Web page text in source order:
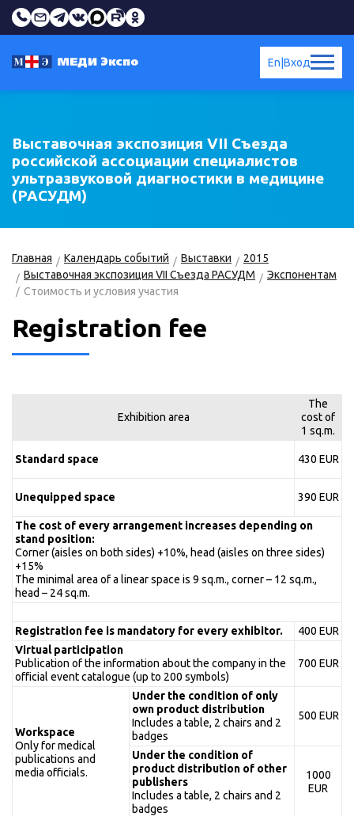
Вход
En
Выставочная экспозиция VII Съезда
российской ассоциации специалистов
ультразвуковой диагностики в медицине
(РАСУДМ)
Главная Календарь событий Выставки
2015
Выставочная экспозиция VII Съезда РАСУДМ
Экспонентам
Стоимость и условия участия
Registration fee
Exhibition area
The
cost of
1 sq.m.
Standard space 430 EUR
Unequipped space 390 EUR
The cost of every arrangement increases depending on
stand position:
Corner (aisles on both sides) +10%, head (aisles on three sides)
+15%
The minimal area of a linear space is 9 sq.m., corner – 12 sq.m.,
head – 24 sq.m.
Registration fee is mandatory for every exhibitor.
400 EUR
Virtual participation
Publication of the information about the company in the
official event catalogue (up to 200 symbols)
700 EUR
Workspace
Only for medical
publications and
media officials.
Under the condition of only
own product distribution
Includes a table, 2 chairs and 2
badges
500 EUR
Under the condition of
product distribution of other
publishers
Includes a table, 2 chairs and 2
badges
1000
EUR